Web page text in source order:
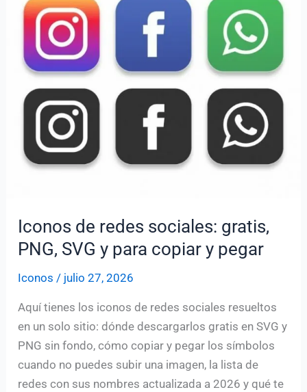
Iconos de redes sociales: gratis,
PNG, SVG y para copiar y pegar
Iconos / julio 27, 2026
Aquí tienes los iconos de redes sociales resueltos
en un solo sitio: dónde descargarlos gratis en SVG y
PNG sin fondo, cómo copiar y pegar los símbolos
cuando no puedes subir una imagen, la lista de
redes con sus nombres actualizada a 2026 y qué te